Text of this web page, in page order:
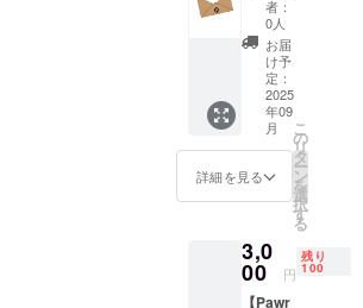
回）】
お礼の
メール
＋オン
ライン
サイト
で使え
るクー
ポンを
お渡し
しま
効期
限：
2025年
者：
0人
お届
け予
定：
2025
年09
月
詳細を見る
こ
の
リ
タ
ー
ン
を
選
択
す
る
3,0
00 円
残り
100
【Pawr